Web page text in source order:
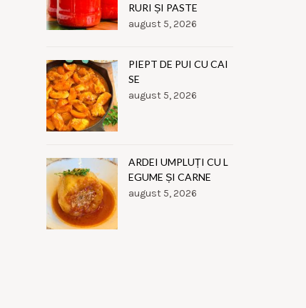
RURI ȘI PASTE
august 5, 2026
PIEPT DE PUI CU CAI
SE
august 5, 2026
ARDEI UMPLUȚI CU L
EGUME ȘI CARNE
august 5, 2026